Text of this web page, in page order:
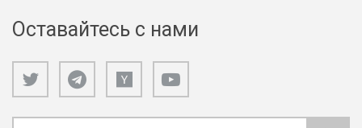
Оставайтесь с нами